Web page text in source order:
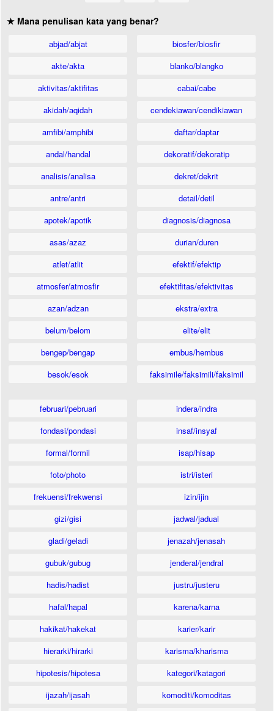
★ Mana penulisan kata yang benar?
abjad/abjat
akte/akta
aktivitas/aktifitas
akidah/aqidah
amfibi/amphibi
andal/handal
analisis/analisa
antre/antri
apotek/apotik
asas/azaz
atlet/atlit
atmosfer/atmosfir
azan/adzan
belum/belom
bengep/bengap
besok/esok
biosfer/biosfir
blanko/blangko
cabai/cabe
cendekiawan/cendikiawan
daftar/daptar
dekoratif/dekoratip
dekret/dekrit
detail/detil
diagnosis/diagnosa
durian/duren
efektif/efektip
efektifitas/efektivitas
ekstra/extra
elite/elit
embus/hembus
faksimile/faksimili/faksimil
februari/pebruari
fondasi/pondasi
formal/formil
foto/photo
frekuensi/frekwensi
gizi/gisi
gladi/geladi
gubuk/gubug
hadis/hadist
hafal/hapal
hakikat/hakekat
hierarki/hirarki
hipotesis/hipotesa
ijazah/ijasah
indera/indra
insaf/insyaf
isap/hisap
istri/isteri
izin/ijin
jadwal/jadual
jenazah/jenasah
jenderal/jendral
justru/justeru
karena/karna
karier/karir
karisma/kharisma
kategori/katagori
komoditi/komoditas